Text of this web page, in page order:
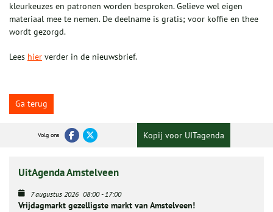
kleurkeuzes en patronen worden besproken. Gelieve wel eigen
materiaal mee te nemen. De deelname is gratis; voor koffie en thee
wordt gezorgd.
Lees hier verder in de nieuwsbrief.
Ga terug
Volg ons Kopij voor UITagenda
UitAgenda Amstelveen
7 augustus 2026 08:00-17:00
Vrijdagmarkt gezelligste markt van Amstelveen!